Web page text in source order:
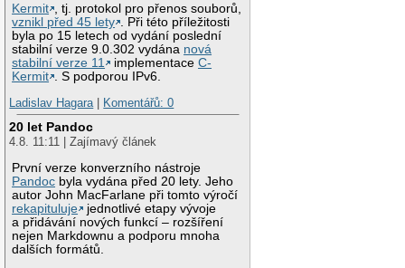
Kermit
, tj. protokol pro přenos souborů,
vznikl před 45 lety
. Při této příležitosti
byla po 15 letech od vydání poslední
stabilní verze 9.0.302 vydána nová
stabilní verze 11
implementaceC-
Kermit
. S podporou IPv6.
Ladislav Hagara| Komentářů: 0
20 let Pandoc
4.8. 11:11 | Zajímavý článek
První verze konverzního nástroje
Pandoc byla vydána před 20 lety. Jeho
autor John MacFarlane při tomto výročí
rekapituluje
jednotlivé etapy vývoje
a přidávání nových funkcí – rozšíření
nejen Markdownu a podporu mnoha
dalších formátů.